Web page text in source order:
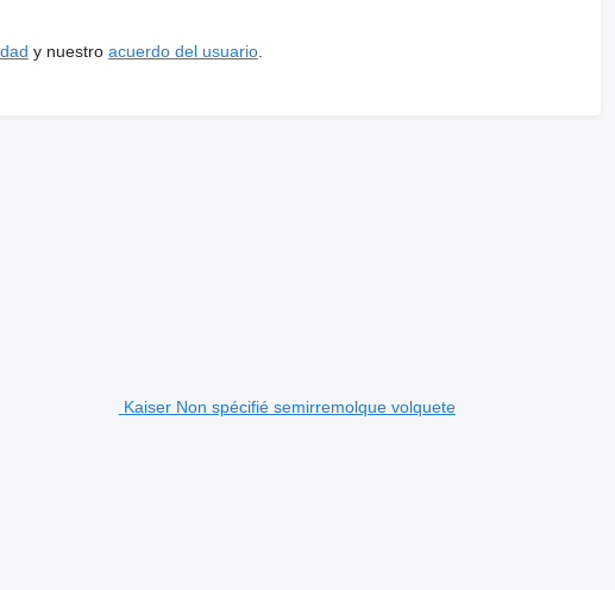
y nuestro acuerdo del usuario.
Kaiser Non spécifié semirremolque volquete